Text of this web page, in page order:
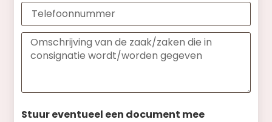
Stuur eventueel een document mee